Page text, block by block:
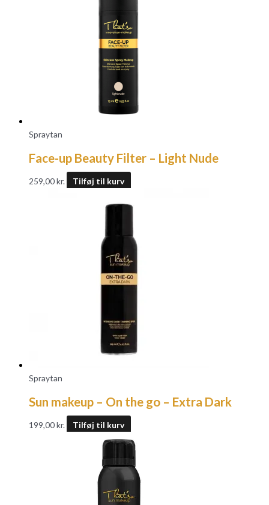
Spraytan
Face-up Beauty Filter – Light Nude
259,00kr. Tilføj til kurv
Spraytan
Sun makeup – On the go – Extra Dark
199,00kr. Tilføj til kurv